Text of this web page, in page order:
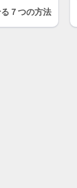
７つの方法